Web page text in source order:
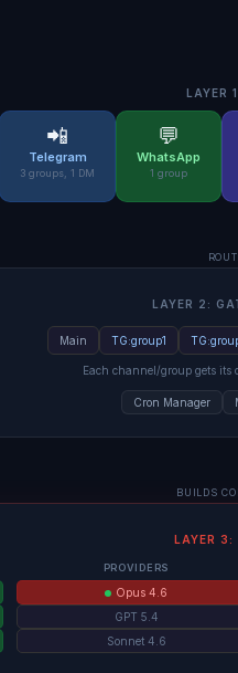
LAYER
📲
Telegram
3 groups, 1 DM
💬
WhatsApp
1 group
LAYER 2:
Main TG:group1
Each channel/group gets its
Cron Manager
BUILDS
LAYER 3:
PROVIDERS
Opus 4.6
GPT 5.4
Sonnet 4.6